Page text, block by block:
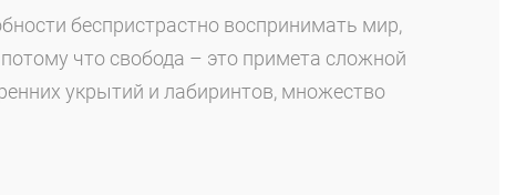
беспристрастно воспринимать мир,
что свобода – это примета сложной
укрытий и лабиринтов, множество